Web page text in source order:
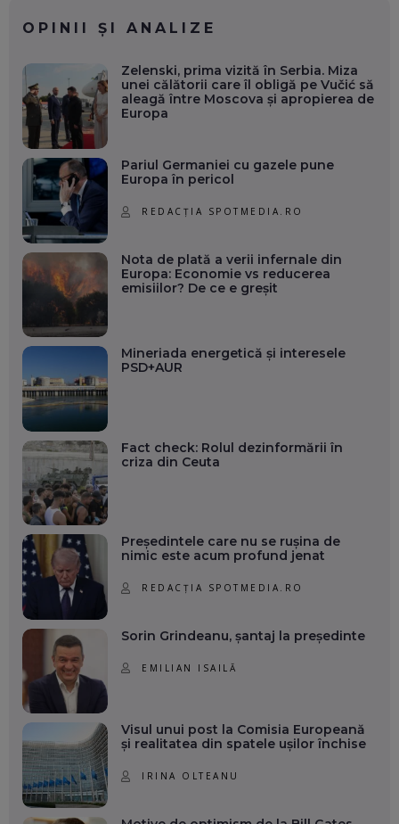
OPINII ȘI ANALIZE
Zelenski, prima vizită în Serbia. Miza
unei călătorii care îl obligă pe Vučić să
aleagă între Moscova și apropierea de
Europa
Pariul Germaniei cu gazele pune
Europa în pericol
REDACȚIA SPOTMEDIA.RO
Nota de plată a verii infernale din
Europa: Economie vs reducerea
emisiilor? De ce e greșit
Mineriada energetică și interesele
PSD+AUR
Fact check: Rolul dezinformării în
criza din Ceuta
Președintele care nu se rușina de
nimic este acum profund jenat
REDACȚIA SPOTMEDIA.RO
Sorin Grindeanu, șantaj la președinte
EMILIAN ISAILĂ
Visul unui post la Comisia Europeană
și realitatea din spatele ușilor închise
IRINA OLTEANU